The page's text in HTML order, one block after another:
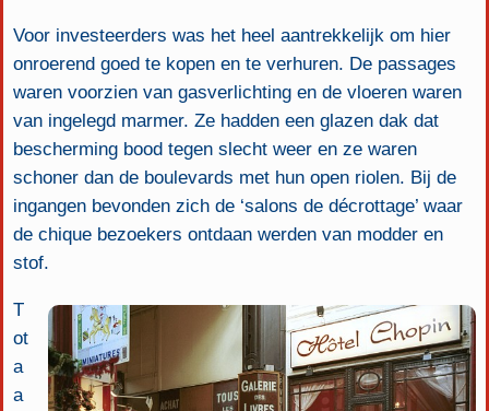
Voor investeerders was het heel aantrekkelijk om hier
onroerend goed te kopen en te verhuren. De passages
waren voorzien van gasverlichting en de vloeren waren
van ingelegd marmer. Ze hadden een glazen dak dat
bescherming bood tegen slecht weer en ze waren
schoner dan de boulevards met hun open riolen. Bij de
ingangen bevonden zich de ‘salons de décrottage’ waar
de chique bezoekers ontdaan werden van modder en
stof.
T
ot
a
a